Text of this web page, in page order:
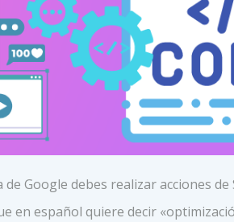
Google debes realizar acciones de
en español quiere decir